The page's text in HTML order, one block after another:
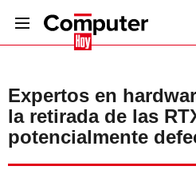
Expertos en
la retirada de las
potencialmente